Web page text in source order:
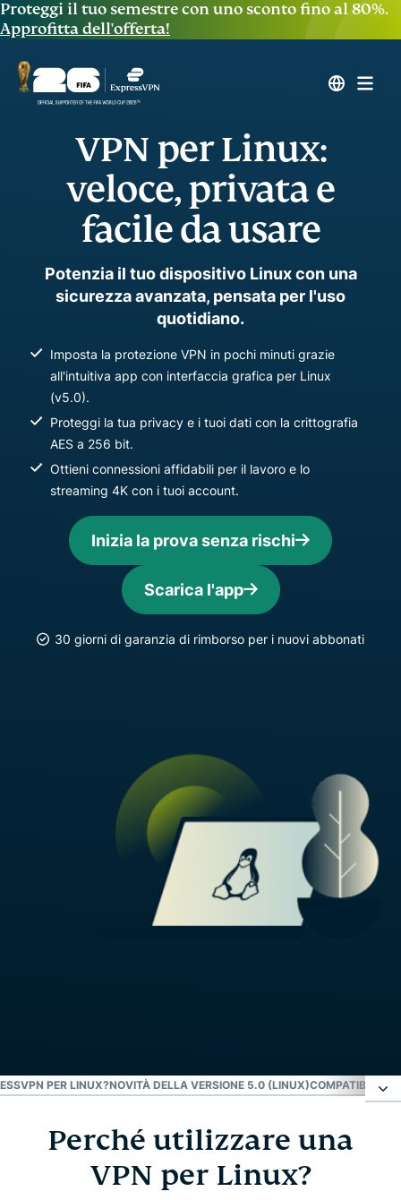
Proteggi il tuo semestre con uno sconto fino al 80%.
Approfitta dell'offerta!
VPN per Linux:
veloce, privata e
facile da usare
Potenzia il tuo dispositivo Linux con una
sicurezza avanzata, pensata per l'uso
quotidiano.
Imposta la protezione VPN in pochi minuti grazie
all'intuitiva app con interfaccia grafica per Linux
(v5.0).
Proteggi la tua privacy e i tuoi dati con la crittografia
AES a 256 bit.
Ottieni connessioni affidabili per il lavoro e lo
streaming 4K con i tuoi account.
Inizia la prova senza rischi
Scarica l'app
30 giorni di garanzia di rimborso per i nuovi abbonati
PER LINUX?NOVITÀ DELLA VERSIONE 5.0 (LINUX)COMPATIBILITÀ
Perché utilizzare una VPN per Linux?
Come installare ExpressVPN su Linux
Perché utilizzare una
VPN per Linux?